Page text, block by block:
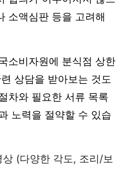
소액심판 등을 고려해
소비자원에 분식점 상한
상담을 받아보는 것도
차와 필요한 서류 목록
노력을 절약할 수 있습
(다양한 각도, 조리/보